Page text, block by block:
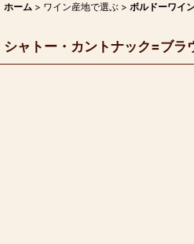
ホーム > ワイン産地で選ぶ > ボルドーワイ
シャトー・カントナック=ブラ